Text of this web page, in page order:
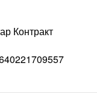
Контракт